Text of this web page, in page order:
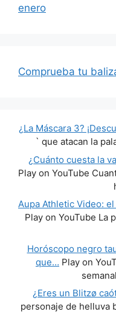
enero
Comprueba tu
¿La Máscara 3?
` que atacan la
¿Cuánto cuesta la
Play on YouTube
Aupa Athletic Video:
Play on YouTube La
Horóscopo negro
que… Play on
¿Eres un Blitzø
personaje de helluva